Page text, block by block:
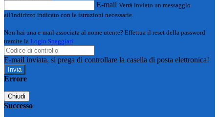
E-mail Verrà inviato un messaggio
all'indirizzo indicato con le istruzioni necessarie.
Non hai una e-mail associata al nome utente? Effettua il reset della password
tramite la Login Spaggiari
E-mail inviata, si prega di controllare la casella di posta elettronica!
Errore
Chiudi
Successo